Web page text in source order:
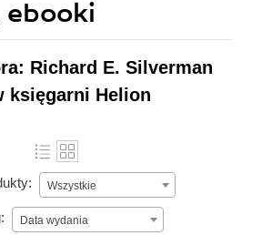
ebooki
Richard E. Silverman
księgarni Helion
Wszystkie
Data wydania